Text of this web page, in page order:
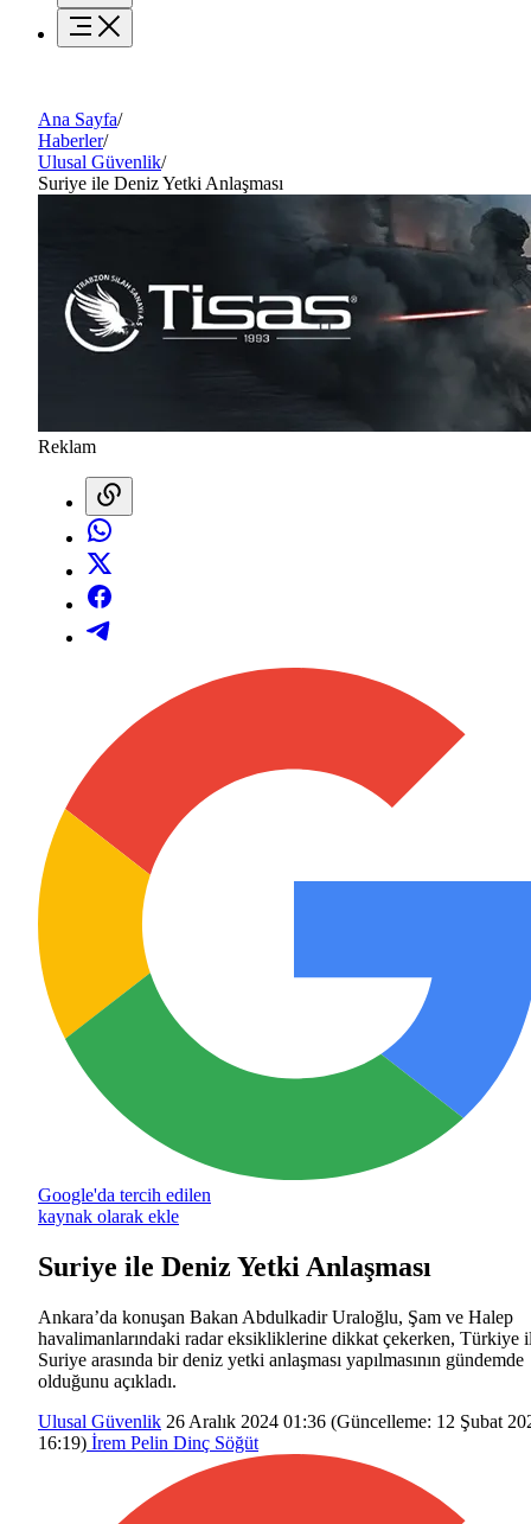
Ana Sayfa/
Haberler/
Ulusal Güvenlik/
Suriye ile Deniz Yetki Anlaşması
Reklam
Google'da tercih edilen
kaynak olarak ekle
Suriye ile Deniz Yetki Anlaşması
Ankara’da konuşan Bakan Abdulkadir Uraloğlu, Şam ve Halep
havalimanlarındaki radar eksikliklerine dikkat çekerken, Türkiye
Suriye arasında bir deniz yetki anlaşması yapılmasının gündemde
olduğunu açıkladı.
Ulusal Güvenlik 26 Aralık 2024 01:36 (Güncelleme: 12 Şubat
16:19) İrem Pelin Dinç Söğüt